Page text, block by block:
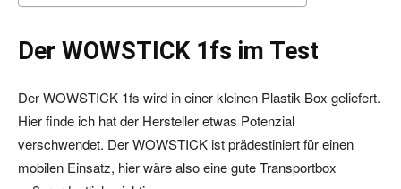
Der WOWSTICK 1fs im Test
Der WOWSTICK 1fs wird in einer kleinen Plastik Box geliefert.
Hier finde ich hat der Hersteller etwas Potenzial
verschwendet. Der WOWSTICK ist prädestiniert für einen
mobilen Einsatz, hier wäre also eine gute Transportbox